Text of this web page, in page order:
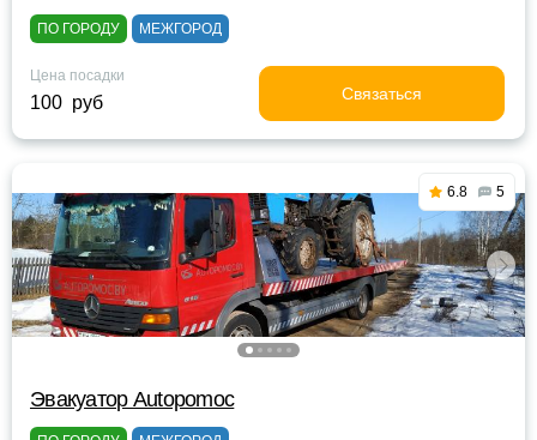
ПО ГОРОДУ МЕЖГОРОД
Цена посадки
100 руб Связаться
6.8 5
Эвакуатор Autopomoc